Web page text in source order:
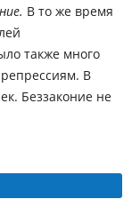
В то же время
также много
В
Беззаконие не